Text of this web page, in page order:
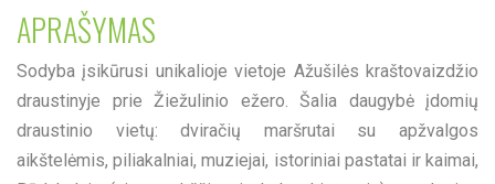
APRAŠYMAS
Sodyba įsikūrusi unikalioje vietoje Ažušilės kraštovaizdžio
draustinyje prie Žiežulinio ežero. Šalia daugybė įdomių
draustinio vietų: dviračių maršrutai su apžvalgos
aikštelėmis, piliakalniai, muziejai, istoriniai pastatai ir kaimai,